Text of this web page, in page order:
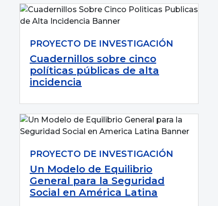
PROYECTO DE INVESTIGACIÓN
Cuadernillos sobre cinco
políticas públicas de alta
incidencia
PROYECTO DE INVESTIGACIÓN
Un Modelo de Equilibrio
General para la Seguridad
Social en América Latina